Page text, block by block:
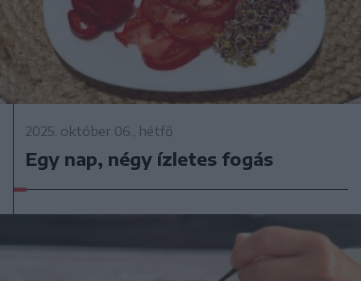
2025. október 06., hétfő
Egy nap, négy ízletes fogás